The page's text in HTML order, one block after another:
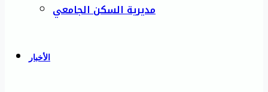
مديرية السكن الجامعي
الأخبار